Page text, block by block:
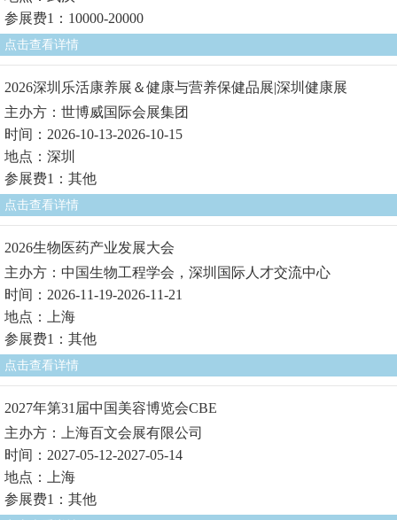
参展费1：10000-20000
点击查看详情
2026深圳乐活康养展＆健康与营养保健品展|深圳健康展
主办方：世博威国际会展集团
时间：2026-10-13-2026-10-15
地点：深圳
参展费1：其他
点击查看详情
2026生物医药产业发展大会
主办方：中国生物工程学会，深圳国际人才交流中心
时间：2026-11-19-2026-11-21
地点：上海
参展费1：其他
点击查看详情
2027年第31届中国美容博览会CBE
主办方：上海百文会展有限公司
时间：2027-05-12-2027-05-14
地点：上海
参展费1：其他